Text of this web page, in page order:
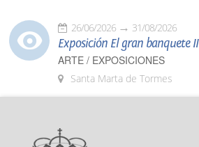
26/06/2026 31/08/2026
Exposición El gran banquete II
ARTE / EXPOSICIONES
Santa Marta de Tormes